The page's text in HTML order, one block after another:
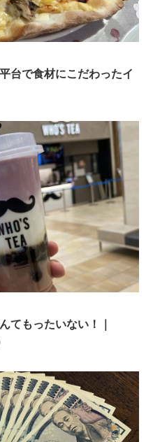
台で食材にこだわったイ
てもったいない！｜